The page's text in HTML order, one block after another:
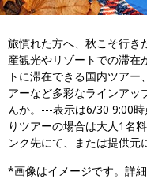
旅慣れた方へ、秋こそ行き
産観光やリゾートでの滞在
トに滞在できる国内ツア
アーなど多彩なラインアッ
んか。---表示は6/30 9:00
りツアーの場合は大人1名
ンク先にて、または提供元
*画像はイメージです。詳